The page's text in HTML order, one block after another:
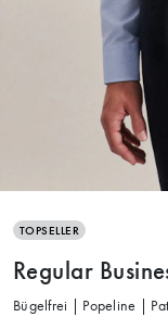
TOPSELLER
Regular
Bügelfrei | Popeline |